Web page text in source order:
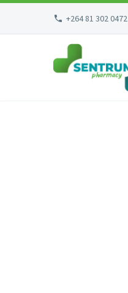
+264 81 302 0472